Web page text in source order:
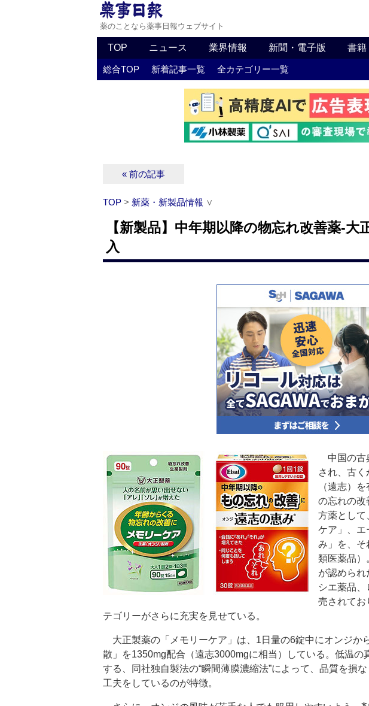
薬のことなら薬事日報ウェブサイト
TOP ニュース 業界情報 新聞・電子版 書籍
総合TOP 新着記事一覧 全カテゴリー一覧
« 前の記事
TOP > 新薬・新製品情報 ∨
【新製品】中年期以降の物忘れ改善薬‐
入
中国の古
され、古
（遠志）
の忘れの改
方薬として
ケア」、エ
み」を、そ
類医薬品）
が認められ
シエ薬品
売されてお
テゴリーがさらに充実を見せている。
大正製薬の「メモリーケア」は、1日量の6錠中にオンジか
散」を1350mg配合（遠志3000mgに相当）している。低温の
する、同社独自製法の“瞬間薄膜濃縮法”によって、品質を損
工夫をしているのが特徴。